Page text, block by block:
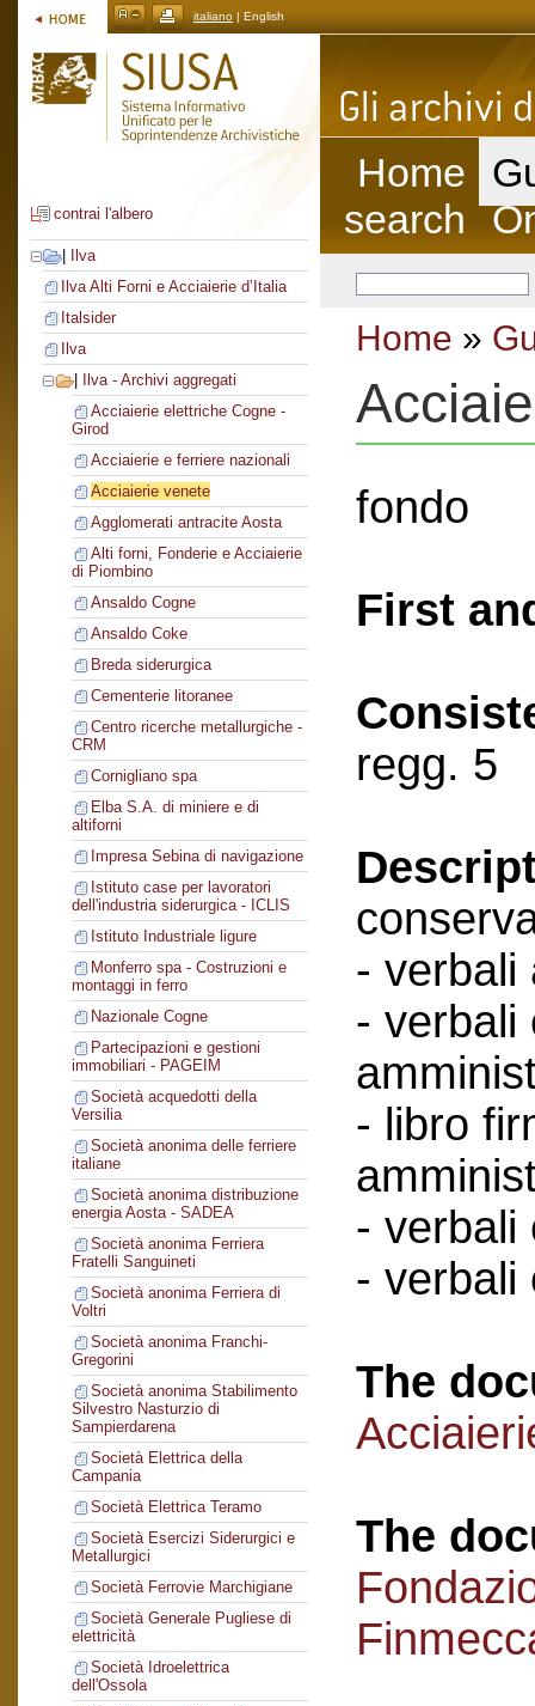
italiano | English
contrai l'albero
Ilva
Ilva Alti Forni e Acciaierie d’Italia
Italsider
Ilva
Ilva - Archivi aggregati
Acciaierie elettriche Cogne -
Girod
Acciaierie e ferriere nazionali
Acciaierie venete
Agglomerati antracite Aosta
Alti forni, Fonderie e Acciaierie
di Piombino
Ansaldo Cogne
Ansaldo Coke
Breda siderurgica
Cementerie litoranee
Centro ricerche metallurgiche -
CRM
Cornigliano spa
Elba S.A. di miniere e di
altiforni
Impresa Sebina di navigazione
Istituto case per lavoratori
dell'industria siderurgica - ICLIS
Istituto Industriale ligure
Monferro spa - Costruzioni e
montaggi in ferro
Nazionale Cogne
Partecipazioni e gestioni
immobiliari - PAGEIM
Società acquedotti della
Versilia
Società anonima delle ferriere
italiane
Società anonima distribuzione
energia Aosta - SADEA
Società anonima Ferriera
Fratelli Sanguineti
Società anonima Ferriera di
Voltri
Società anonima Franchi-
Gregorini
Società anonima Stabilimento
Silvestro Nasturzio di
Sampierdarena
Società Elettrica della
Campania
Società Elettrica Teramo
Società Esercizi Siderurgici e
Metallurgici
Società Ferrovie Marchigiane
Società Generale Pugliese di
elettricità
Società Idroelettrica
dell'Ossola
Home
search
Home »
fondo
First
regg. 5
- verbali
- verbali
- libro
- verbali
- verbali
The
The